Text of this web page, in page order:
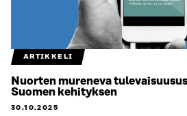
ARTIKKELI
Nuorten mureneva
Suomen kehityksen
30.10.2025